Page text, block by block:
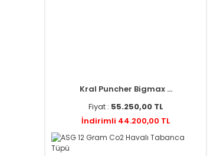
Kral Puncher Bigmax ...
Fiyat : 55.250,00 TL
İndirimli 44.200,00 TL